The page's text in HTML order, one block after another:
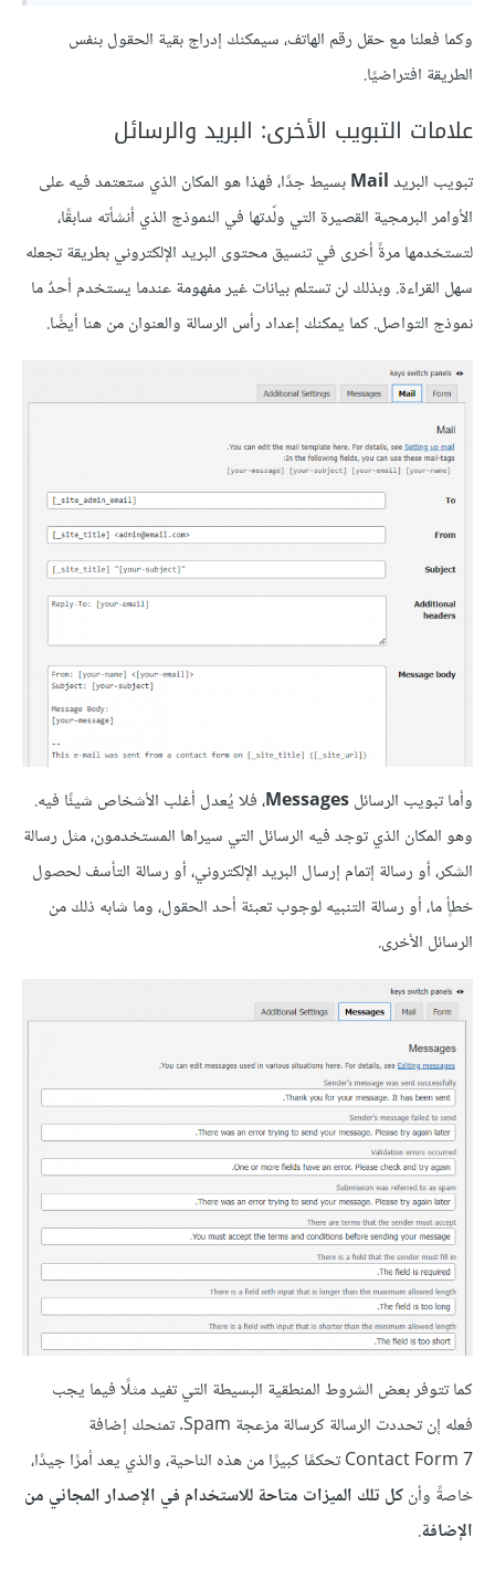
وكما فعلنا مع حقل رقم الهاتف، سيمكنك إدراج بقية الحقول بنفس
الطريقة افتراضيًا.
علامات التبويب الأخرى: البريد والرسائل
تبويب البريدMailبسيط جدًا، فهذا هو المكان الذي ستعتمد فيه على
الأوامر البرمجية القصيرة التي ولّدتها في النموذج الذي أنشأته سابقًا،
لتستخدمها مرةً أخرى في تنسيق محتوى البريد الإلكتروني بطريقة تجعله
سهل القراءة. وبذلك لن تستلم بيانات غير مفهومة عندما يستخدم أحدٌ ما
نموذج التواصل. كما يمكنك إعداد رأس الرسالة والعنوان من هنا أيضًا.
وأما تبويب الرسائلMessages، فلا يُعدل أغلب الأشخاص شيئًا فيه.
وهو المكان الذي توجد فيه الرسائل التي سيراها المستخدمون، مثل رسالة
الشكر، أو رسالة إتمام إرسال البريد الإلكتروني، أو رسالة التأسف لحصول
خطأٍ ما، أو رسالة التنبيه لوجوب تعبئة أحد الحقول، وما شابه ذلك من
الرسائل الأخرى.
كما تتوفر بعض الشروط المنطقية البسيطة التي تفيد مثلًا فيما يجب
فعله إن تحددت الرسالة كرسالة مزعجة Spam. تمنحك إضافة
Contact Form 7 تحكمًا كبيرًا من هذه الناحية، والذي يعد أمرًا جيدًا،
خاصةً وأنكل تلك الميزات متاحة للاستخدام في الإصدار المجاني من
الإضافة.